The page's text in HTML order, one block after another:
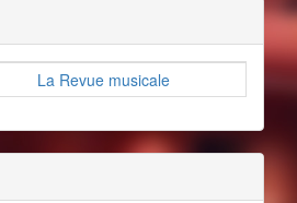
La Revue musicale